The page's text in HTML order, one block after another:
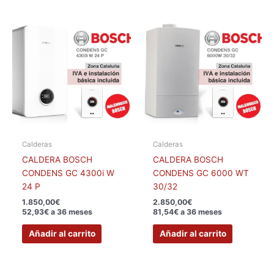
Calderas
CALDERA BOSCH
CONDENS GC 4300i W
24 P
1.850,00€
52,93€ a 36 meses
Añadir al carrito
Calderas
CALDERA BOSCH
CONDENS GC 6000 WT
30/32
2.850,00€
81,54€ a 36 meses
Añadir al carrito